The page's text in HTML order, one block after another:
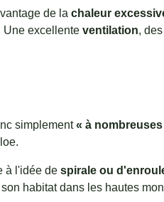
de lachaleur
Une excellenteventilation,
simplement« à
à l'idée despirale ou
habitat dans les hautes